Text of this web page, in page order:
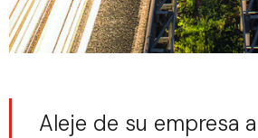
Aleje de su empresa